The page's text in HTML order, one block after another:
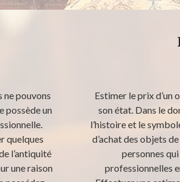
ne pouvons
possède un
quelques
l’antiquité
une raison
Estimer le prix d’un
son état. Dans le
l’histoire et le
d’achat des objets
personnes
professionnelles